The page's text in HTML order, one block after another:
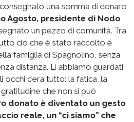
una somma di denaro
Agosto, presidente di Nodo
un pezzo di comunità. Tra
ciò che è stato raccolto è
famiglia di Spagnolino, senza
distanza. Li abbiamo guardati
occhi c’era tutto: la fatica, la
che non si può
donato è diventato un gesto
reale, un “ci siamo” che